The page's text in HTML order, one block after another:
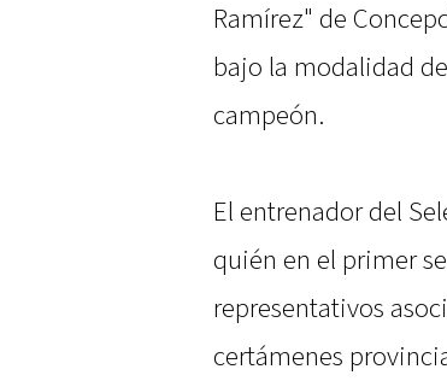
Ramírez" de
bajo la modalidad
campeón.
El entrenador del
quién en el primer
representativos
certámenes